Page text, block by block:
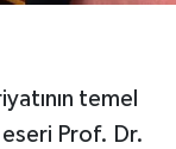
temel
eseri Prof. Dr.